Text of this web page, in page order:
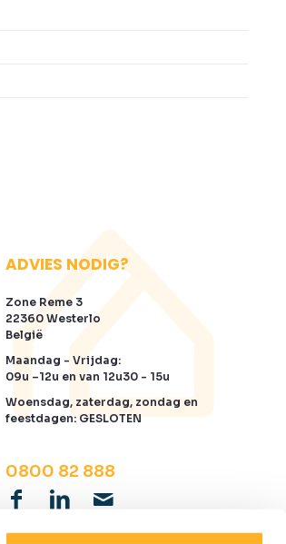
ADVIES NODIG?
Zone Reme 3
22360 Westerlo
België
Maandag - Vrijdag:
09u –12u en van 12u30 - 15u
Woensdag, zaterdag, zondag en
feestdagen: GESLOTEN
0800 82 888